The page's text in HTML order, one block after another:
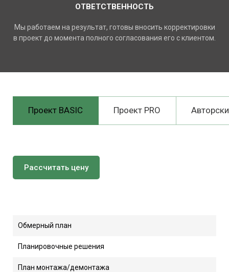
ОТВЕТСТВЕННОСТЬ
Мы работаем на результат, готовы вносить корректировки
в проект до момента полного согласования его с клиентом.
Проект BASIC Проект PRO
Рассчитать цену
Обмерный план
Планировочные решения
План монтажа/демонтажа